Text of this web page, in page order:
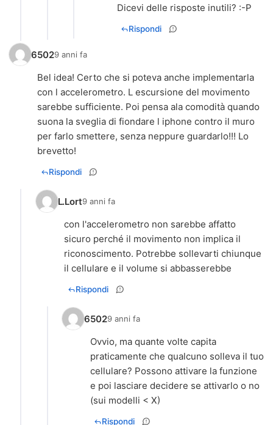
Dicevi delle risposte inutili? :-P
Rispondi
65029 anni fa
Bel idea! Certo che si poteva anche implementarla
con l accelerometro. L escursione del movimento
sarebbe sufficiente. Poi pensa ala comodità quando
suona la sveglia di fiondare l iphone contro il muro
per farlo smettere, senza neppure guardarlo!!! Lo
brevetto!
Rispondi
L.Lort9 anni fa
con l'accelerometro non sarebbe affatto
sicuro perché il movimento non implica il
riconoscimento. Potrebbe sollevarti chiunque
il cellulare e il volume si abbasserebbe
Rispondi
65029 anni fa
Ovvio, ma quante volte capita
praticamente che qualcuno solleva il tuo
cellulare? Possono attivare la funzione
e poi lasciare decidere se attivarlo o no
(sui modelli < X)
Rispondi